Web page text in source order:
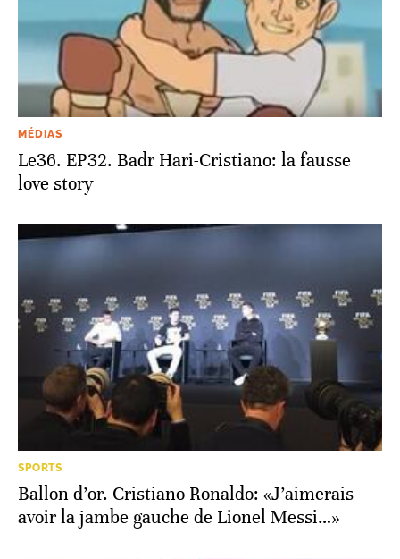
MÉDIAS
Le36. EP32. Badr Hari-Cristiano: la fausse
love story
SPORTS
Ballon d’or. Cristiano Ronaldo: «J’aimerais
avoir la jambe gauche de Lionel Messi…»